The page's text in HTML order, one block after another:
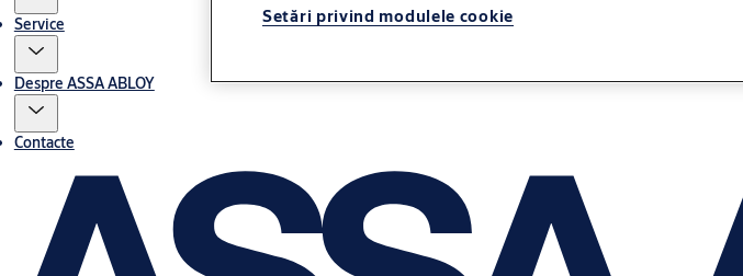
Service
Despre ASSA ABLOY
Contacte
Setări privind modulele cookie